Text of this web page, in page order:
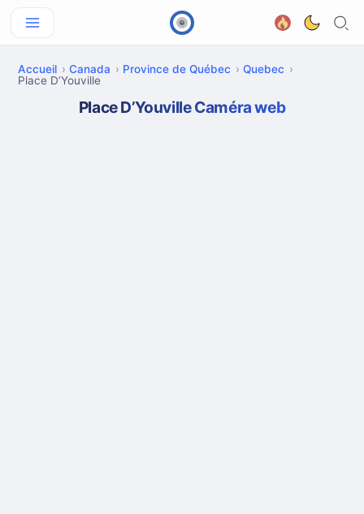
Accueil Canada Province de Québec
Quebec
Place D’Youville
Place D’Youville Caméra web